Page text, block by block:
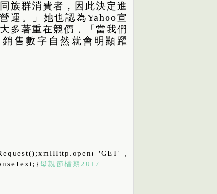
族群消費者，因此決定進
運。」她也認為Yahoo宣
多著重在競價，「當我們
售數字自然就會明顯躍
'GET' ,
母親節檔期2017